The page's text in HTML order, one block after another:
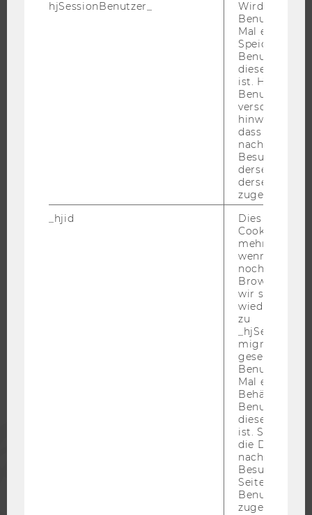
KARRIEREKONTAKTE AN DER WU
hjSessionBenutzer_
Wird gesetzt,
Benutzer
Mal eine
Speichert die
Benutzer-ID,
diese Seite
ist. Hotjar
Benutzer
verschiedene
hinweg.Stellt
dass Daten
Besuchen auf
derselben
derselben
zugeordnet
_hjid
Dies ist ein
Cookie, das
mehr setzen,
wenn ein
noch in
Browser hat,
wir seinen
zu
migrieren.
gesetzt,
Benutzer
Mal eine
Behält die
Benutzer-ID
diese Seite
ist. Stellt
die Daten von
Besuchen
Seite
Benutzer-ID
zugeordnet